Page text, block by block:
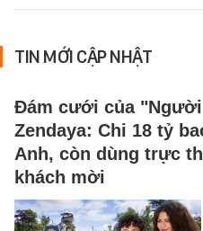
TIN MỚI CẬP NHẬT
Đám cưới của
Zendaya: Chi 18 tỷ
Anh, còn dùng trực
khách mời